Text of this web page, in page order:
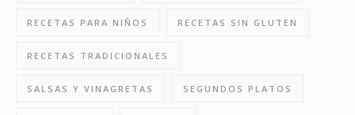
RECETAS PARA NIÑOS RECETAS SIN GLUTEN
RECETAS TRADICIONALES
SALSAS Y VINAGRETAS SEGUNDOS PLATOS